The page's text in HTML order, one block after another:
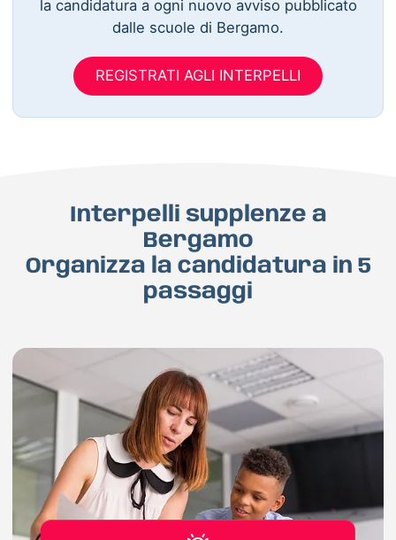
la candidatura a ogni nuovo avviso pubblicato
dalle scuole di Bergamo.
REGISTRATI AGLI INTERPELLI
Interpelli supplenze a
Bergamo
Organizza la candidatura in 5
passaggi